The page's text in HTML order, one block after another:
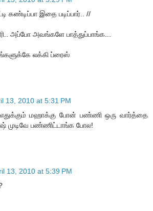
கண்டிப்பா இதை படிப்பார்.. //
அப்போ அவங்களே பாத்துப்பாங்க...
லக்கி ப்ரைஸ்
13, 2010 at 5:31 PM
எதுக்கும் மஹாக்கு போன் பண்ணி ஒரு வார்த்தை
முடிவே பண்ணிட்டாங்க போல!
13, 2010 at 5:39 PM